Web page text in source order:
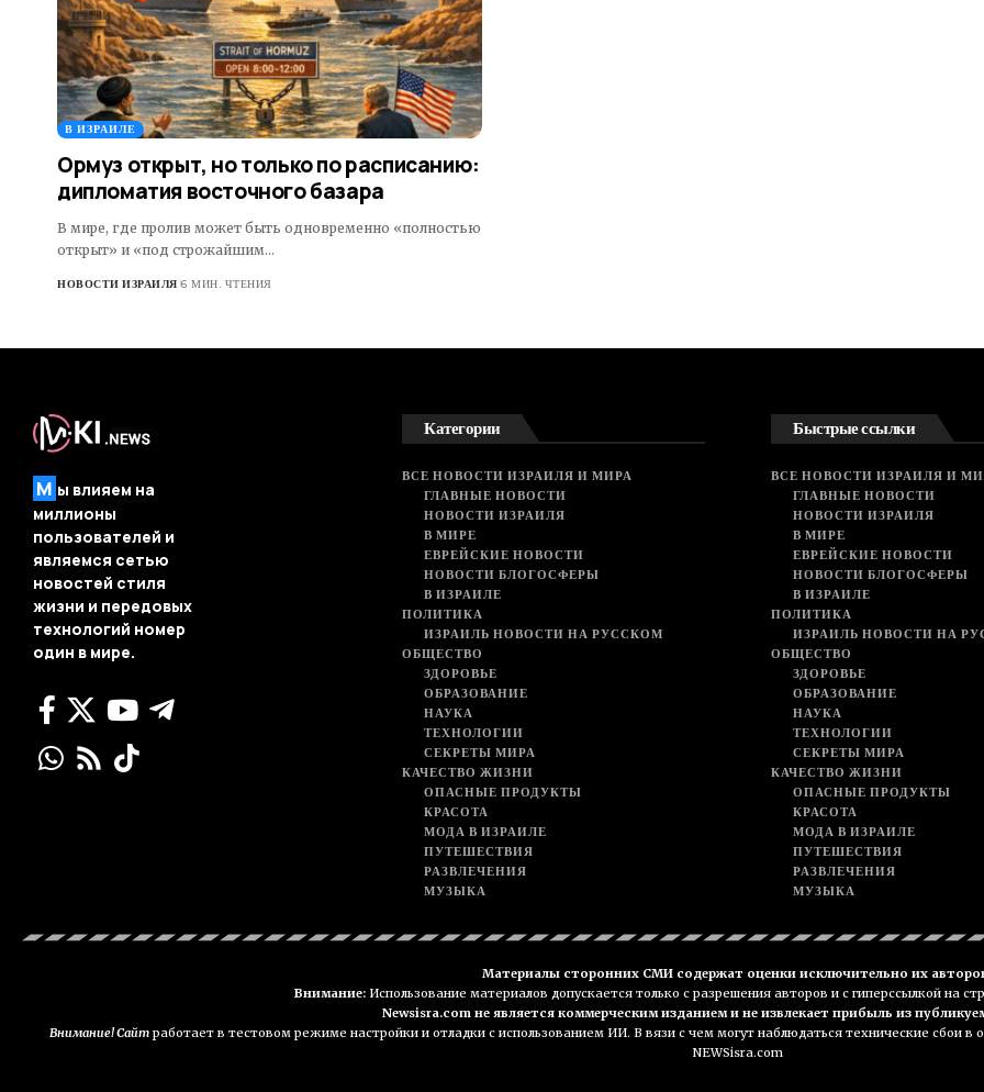
В ИЗРАИЛЕ
Ормуз открыт, но только по расписанию:
дипломатия восточного базара
В мире, где пролив может быть одновременно «полностью
открыт» и «под строжайшим…
НОВОСТИ ИЗРАИЛЯ 6 МИН. ЧТЕНИЯ
М ы влияем на
миллионы
пользователей и
являемся сетью
новостей стиля
жизни и передовых
технологий номер
один в мире.
Категории
ВСЕ НОВОСТИ ИЗРАИЛЯ И МИРА
ГЛАВНЫЕ НОВОСТИ
НОВОСТИ ИЗРАИЛЯ
В МИРЕ
ЕВРЕЙСКИЕ НОВОСТИ
НОВОСТИ БЛОГОСФЕРЫ
В ИЗРАИЛЕ
ПОЛИТИКА
ИЗРАИЛЬ НОВОСТИ НА РУССКОМ
ОБЩЕСТВО
ЗДОРОВЬЕ
ОБРАЗОВАНИЕ
НАУКА
ТЕХНОЛОГИИ
СЕКРЕТЫ МИРА
КАЧЕСТВО ЖИЗНИ
ОПАСНЫЕ ПРОДУКТЫ
КРАСОТА
МОДА В ИЗРАИЛЕ
ПУТЕШЕСТВИЯ
РАЗВЛЕЧЕНИЯ
МУЗЫКА
Быстрые ссылки
ВСЕ НОВОСТИ ИЗРАИЛЯ И
ГЛАВНЫЕ НОВОСТИ
НОВОСТИ ИЗРАИЛЯ
В МИРЕ
ЕВРЕЙСКИЕ НОВОСТИ
НОВОСТИ БЛОГОСФЕРЫ
В ИЗРАИЛЕ
ПОЛИТИКА
ИЗРАИЛЬ НОВОСТИ НА
ОБЩЕСТВО
ЗДОРОВЬЕ
ОБРАЗОВАНИЕ
НАУКА
ТЕХНОЛОГИИ
СЕКРЕТЫ МИРА
КАЧЕСТВО ЖИЗНИ
ОПАСНЫЕ ПРОДУКТЫ
КРАСОТА
МОДА В ИЗРАИЛЕ
ПУТЕШЕСТВИЯ
РАЗВЛЕЧЕНИЯ
МУЗЫКА
Материалы сторонних СМИ содержат оценки исключительно их
Внимание:Использование материалов допускается только с разрешения авторов и с гиперссылкой на
Newsisra.com не является коммерческим изданием и не извлекает прибыль из
Внимание! Сайтработает в тестовом режиме настройки и отладки с использованием ИИ. В вязи с чем могут наблюдаться технические сбои в
NEWSisra.com